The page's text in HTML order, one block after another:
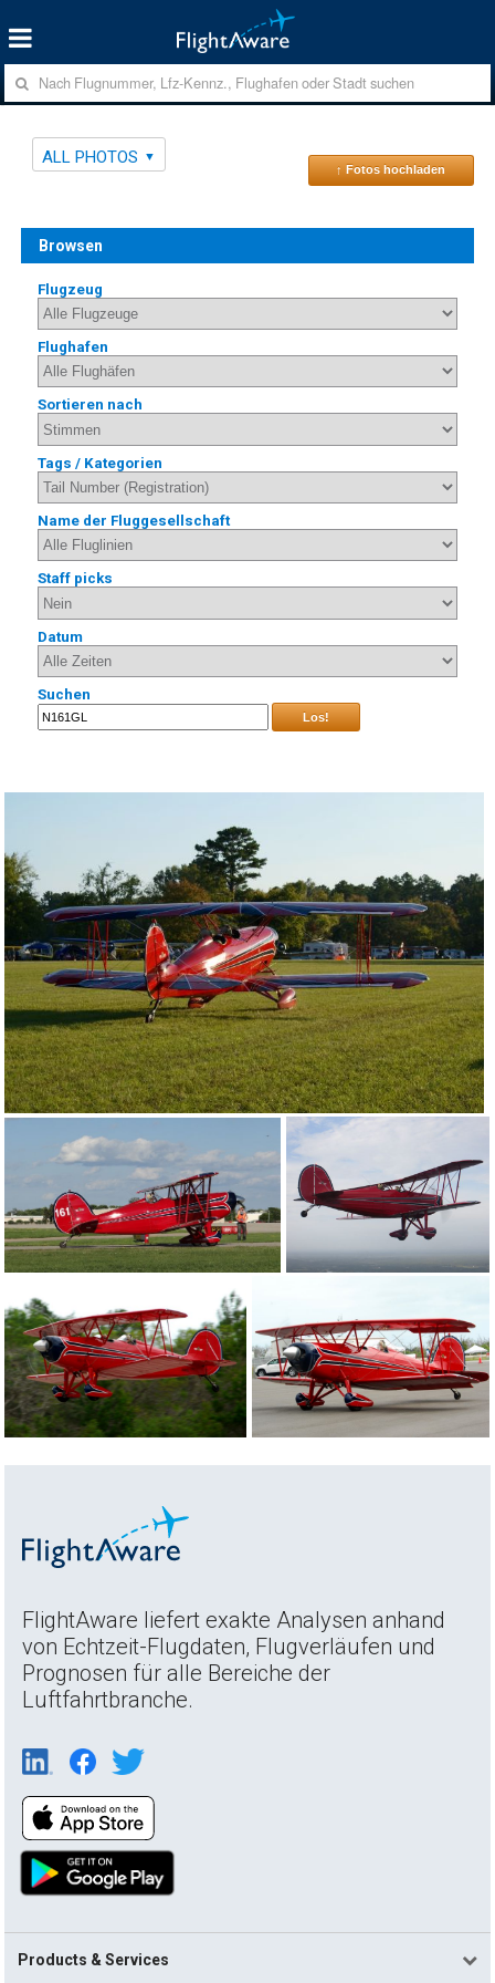
ALL PHOTOS
↑ Fotos hochladen
Browsen
Flugzeug
Flughafen
Sortieren nach
Tags / Kategorien
Name der Fluggesellschaft
Staff picks
Datum
Suchen
Los!
FlightAware liefert exakte Analysen anhand
von Echtzeit-Flugdaten, Flugverläufen und
Prognosen für alle Bereiche der
Luftfahrtbranche.
Products & Services